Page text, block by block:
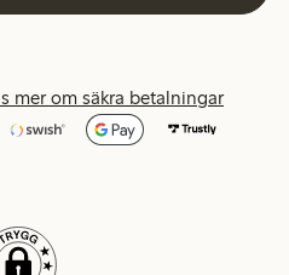
mer om säkra betalningar